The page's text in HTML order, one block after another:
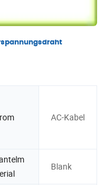
AC-Kabel
Blank